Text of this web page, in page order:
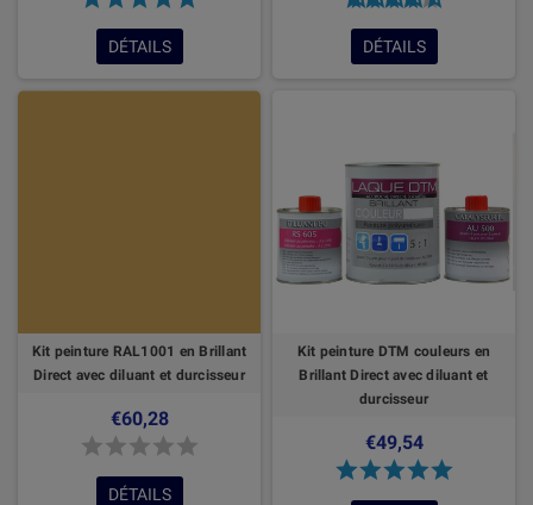
DÉTAILS DÉTAILS
Kit peinture RAL1001 en Brillant
Direct avec diluant et durcisseur
€60,28
DÉTAILS
Kit peinture DTM couleurs en
Brillant Direct avec diluant et
durcisseur
€49,54